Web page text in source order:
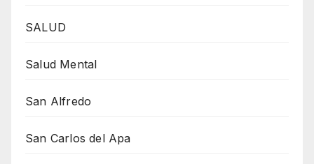
SALUD
Salud Mental
San Alfredo
San Carlos del Apa